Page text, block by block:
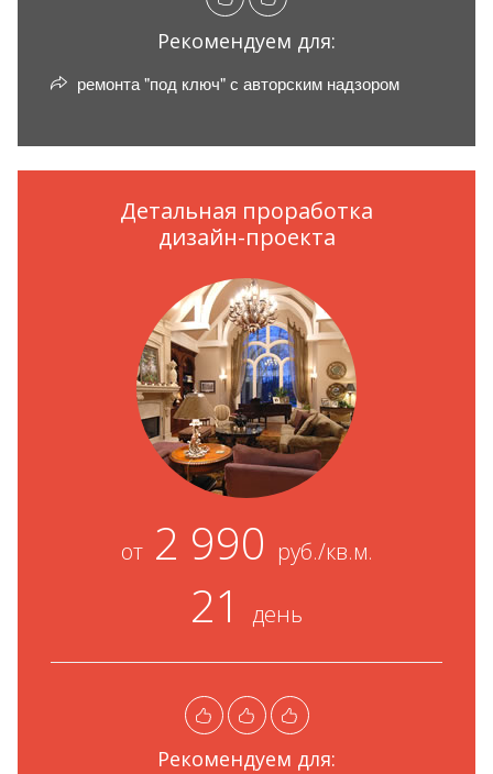
Рекомендуем для:
ремонта "под ключ" с авторским надзором
Детальная проработка
дизайн-проекта
от2 990 руб./кв.м.
21 день
Рекомендуем для: